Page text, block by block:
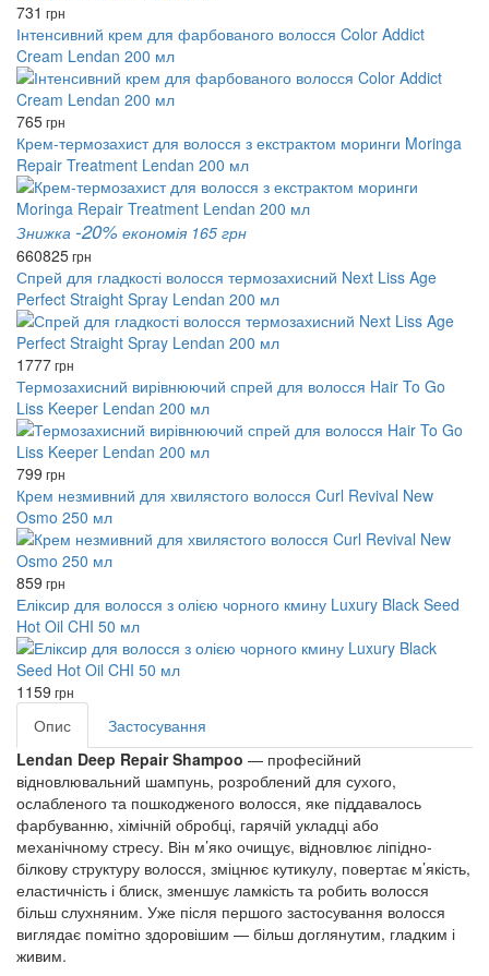
731 грн
Інтенсивний крем для фарбованого волосся Color Addict
Cream Lendan 200 мл
765грн
Крем-термозахист для волосся з екстрактом моринги Moringa
Repair Treatment Lendan 200 мл
Знижка -20% економія 165 грн
660825грн
Спрей для гладкості волосся термозахисний Next Liss Age
Perfect Straight Spray Lendan 200 мл
1777грн
Термозахисний вирівнюючий спрей для волосся Hair To Go
Liss Keeper Lendan 200 мл
799 грн
Крем незмивний для хвилястого волосся Curl Revival New
Osmo 250 мл
859 грн
Еліксир для волосся з олією чорного кмину Luxury Black Seed
Hot Oil CHI 50 мл
1159 грн
Опис
Застосування
Lendan Deep Repair Shampoo — професійний
відновлювальний шампунь, розроблений для сухого,
ослабленого та пошкодженого волосся, яке піддавалось
фарбуванню, хімічній обробці, гарячій укладці або
механічному стресу. Він м’яко очищує, відновлює ліпідно-
білкову структуру волосся, зміцнює кутикулу, повертає м’якість,
еластичність і блиск, зменшує ламкість та робить волосся
більш слухняним. Уже після першого застосування волосся
виглядає помітно здоровішим — більш доглянутим, гладким і
живим.